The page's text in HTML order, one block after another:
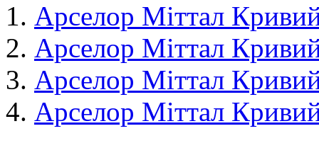
Арселор Міттал
Арселор Міттал
Арселор Міттал
Арселор Міттал